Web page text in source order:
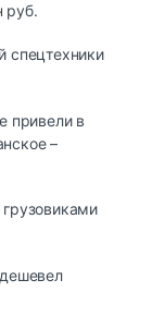
руб.
спецтехники
привели в
–